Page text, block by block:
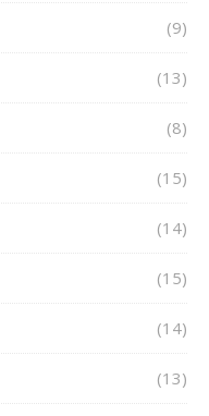
(9)
(13)
(8)
(15)
(14)
(15)
(14)
(13)